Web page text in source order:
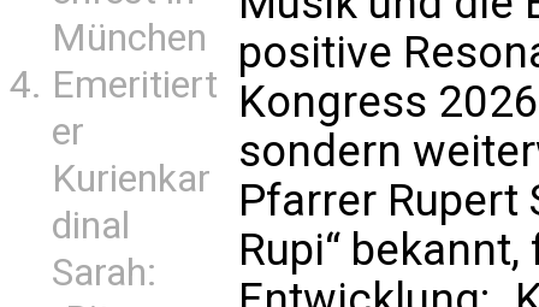
München
Emeritiert
er
Kurienkar
dinal
Sarah:
positive
Kongress
sondern
Pfarrer Rupert
Rupi“